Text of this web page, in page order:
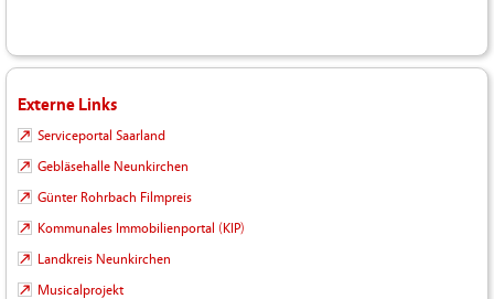
Externe Links
Serviceportal Saarland
Gebläsehalle Neunkirchen
Günter Rohrbach Filmpreis
Kommunales Immobilienportal (KIP)
Landkreis Neunkirchen
Musicalprojekt